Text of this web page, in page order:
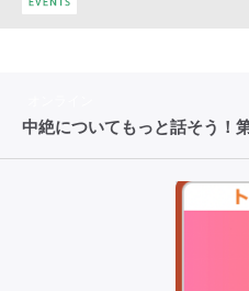
中絶についてもっと話そう！